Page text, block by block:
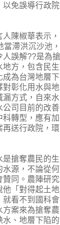
免誤導行政
陳椒華表示
當滯洪沉沙池
誤解??是為
方，包含民
為台灣地層
彰化用水與
方式，自來
司目前的改
轉型，應有
再送行政院，
搶奪農民的
源，不論從
同。農陣研
「對得起土
看不到國科
案來為搶奪
、地層下陷